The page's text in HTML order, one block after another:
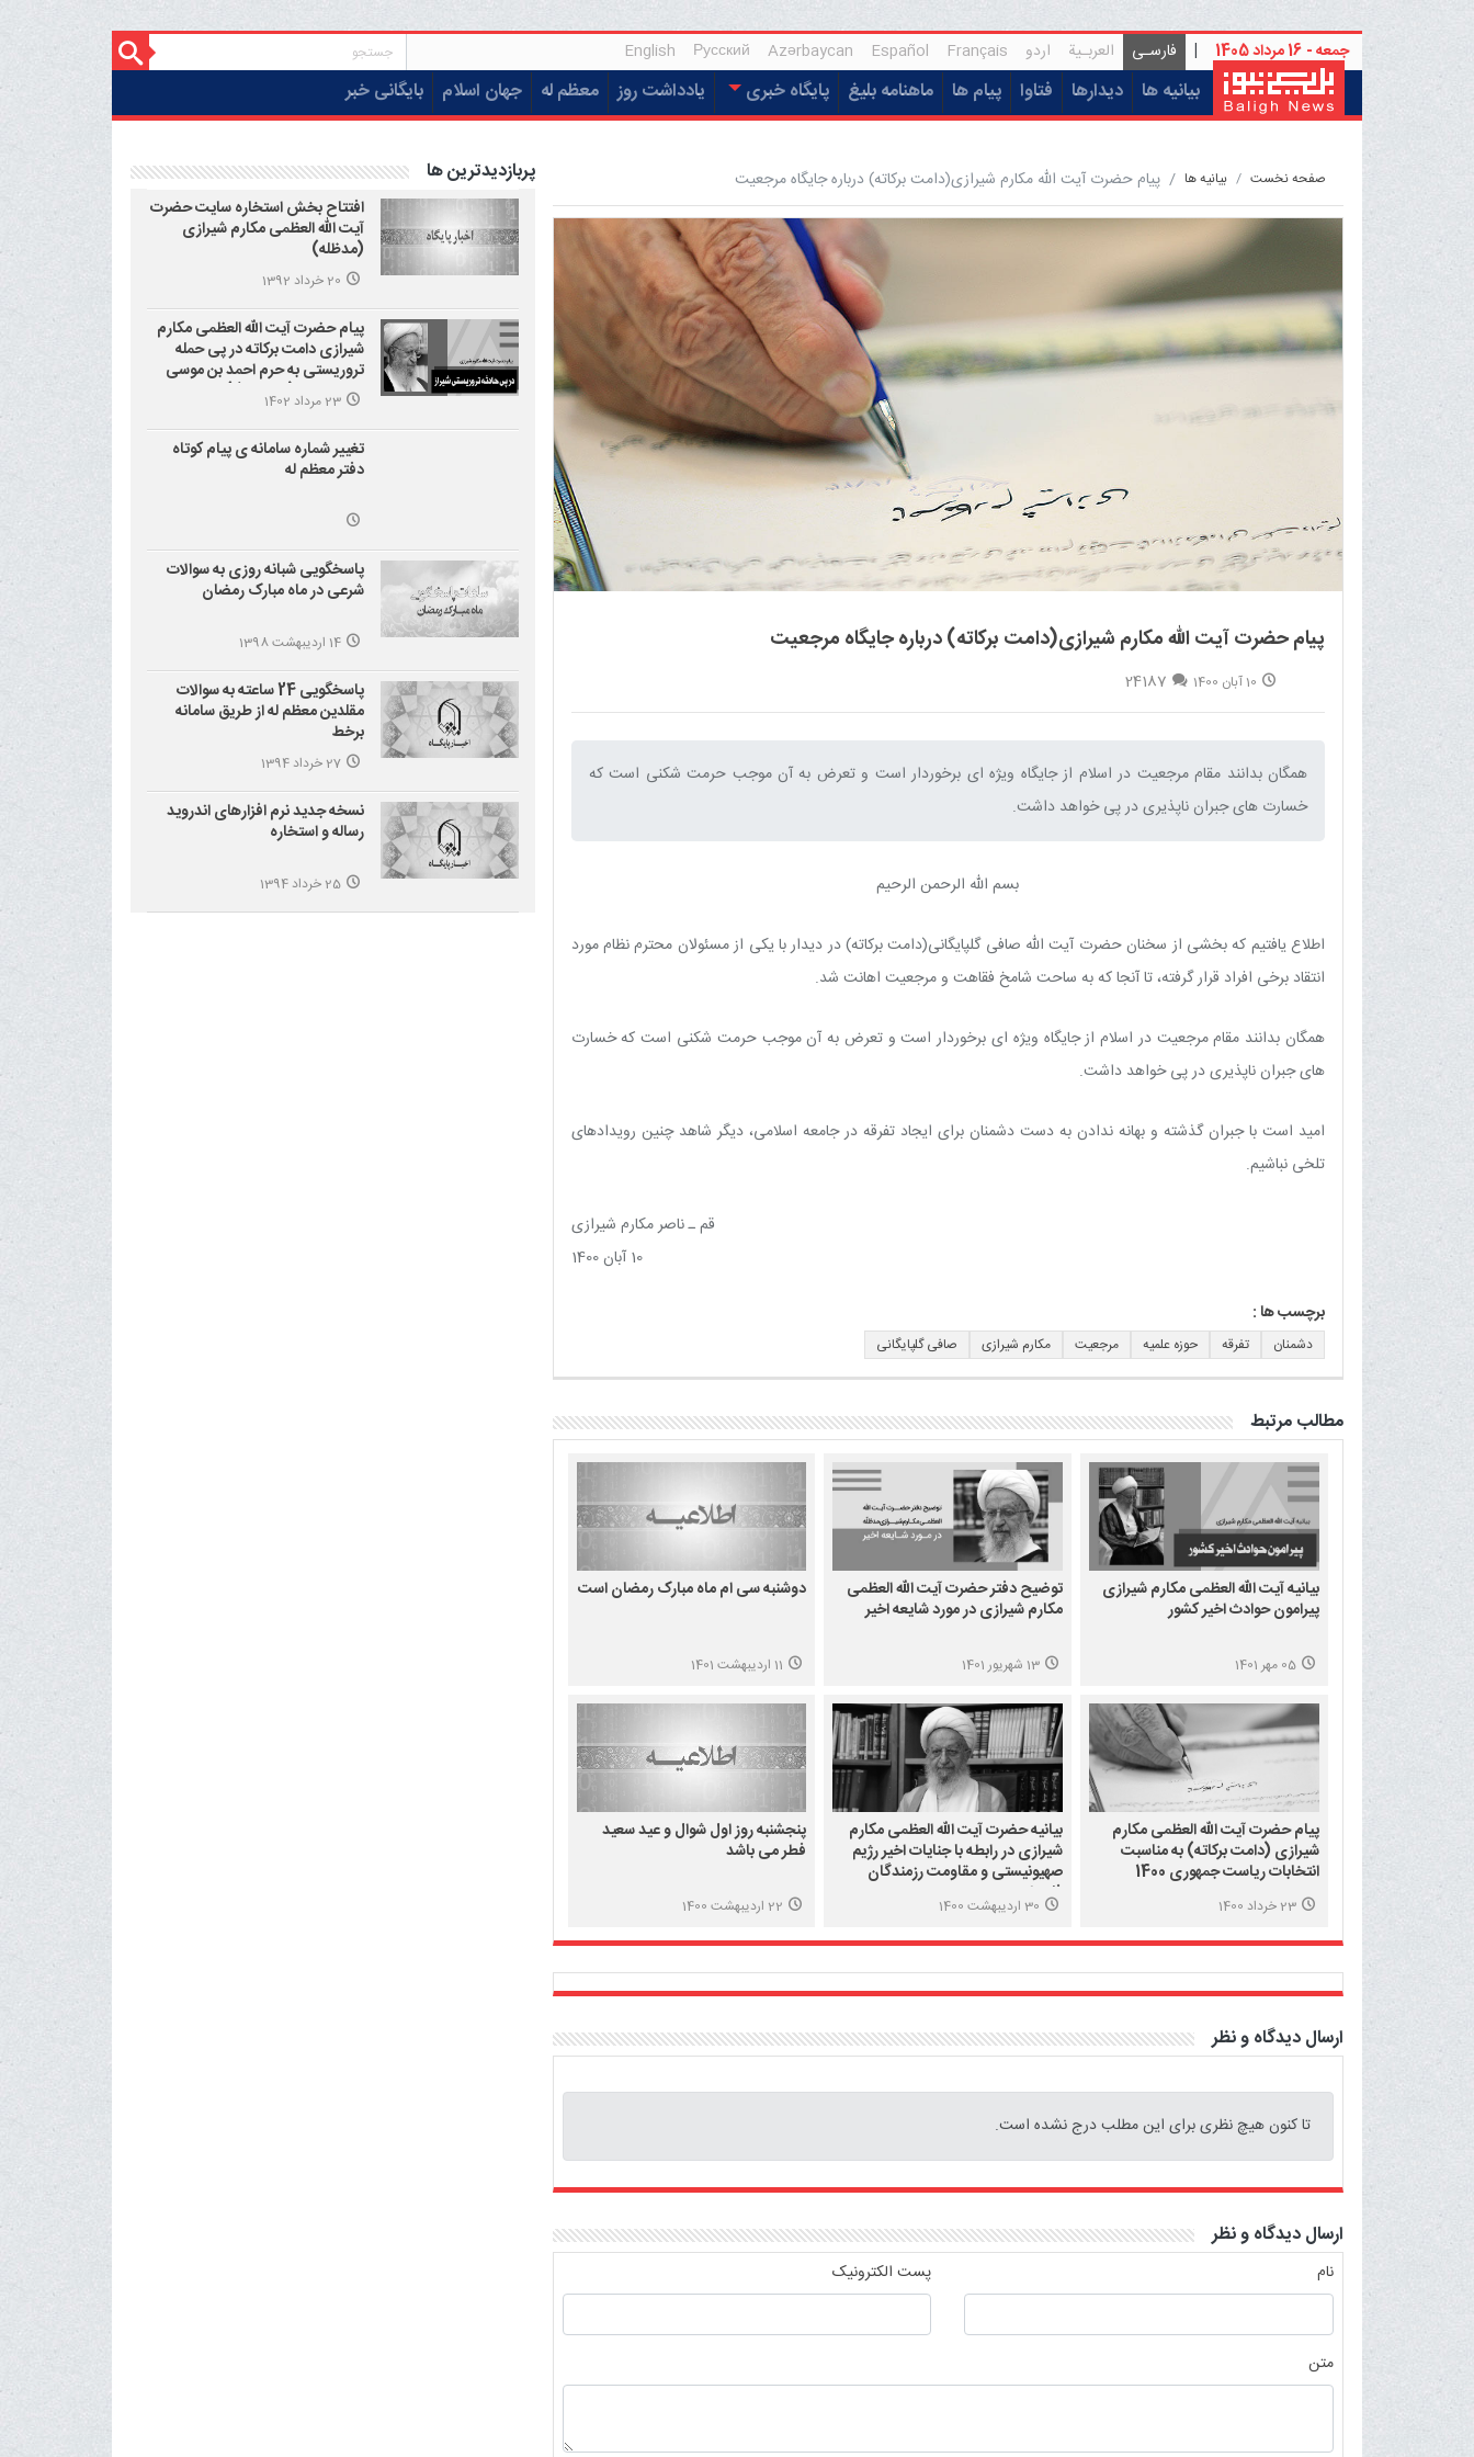
جمعه - 16 مرداد 1405 | فارسـی العربـیة اردو Français
Español
Azərbaycan
Русский
English
بیانیه ها دیدارها فتاوا پیام ها ماهنامه بلیغ پایگاه خبری یادداشت روز معظم له جهان اسلام بایگانی خبر
صفحه نخست بيانيه ها پیام حضرت آیت الله مکارم شیرازی(دامت برکاته) درباره جایگاه مرجعیت
پیام حضرت آیت الله مکارم شیرازی(دامت برکاته) درباره جایگاه مرجعیت
10 آبان 1400 24187
همگان بدانند مقام مرجعیت در اسلام از جایگاه ویژه ای برخوردار است و تعرض به آن موجب حرمت شکنی است که
خسارت های جبران ناپذیری در پی خواهد داشت.‌
بسم الله الرحمن الرحیم
اطلاع یافتیم که بخشی از سخنان حضرت آیت الله صافی گلپایگانی(دامت برکاته) در دیدار با یکی از مسئولان محترم نظام مورد
انتقاد برخی افراد قرار گرفته، تا آنجا که به ساحت شامخ فقاهت و مرجعیت اهانت شد.
همگان بدانند مقام مرجعیت در اسلام از جایگاه ویژه ای برخوردار است و تعرض به آن موجب حرمت شکنی است که خسارت
های جبران ناپذیری در پی خواهد داشت.
امید است با جبران گذشته و بهانه ندادن به دست دشمنان برای ایجاد تفرقه در جامعه اسلامی، دیگر شاهد چنین رویدادهای
تلخی نباشیم.
قم ـ ناصر مکارم شیرازی
10 آبان 1400
برچسب ها :
دشمنان تفرقه حوزه علمیه مرجعیت مکارم شیرازی صافی گلپایگانی
مطالب مرتبط
بیانیه آیت الله العظمی مکارم شیرازی
پیرامون حوادث اخیر کشور
05 مهر 1401
توضیح دفتر حضرت آیت الله العظمی
مکارم شیرازی در مورد شایعه اخیر
13 شهریور 1401
دوشنبه سی ام ماه مبارک رمضان است
11 اردیبهشت 1401
پیام حضرت آیت الله العظمی مکارم
شیرازی (دامت برکاته) به مناسبت
انتخابات ریاست جمهوری 1400
23 خرداد 1400
بیانیه حضرت آیت الله العظمی مکارم
شیرازی در رابطه با جنایات اخیر رژیم
صهیونیستی و مقاومت رزمندگان
فلسطینی
30 اردیبهشت 1400
پنجشنبه روز اول شوال و عید سعید
فطر می باشد
22 اردیبهشت 1400
ارسال دیدگاه و نظر
تا کنون هیچ نظری برای این مطلب درج نشده است.
ارسال دیدگاه و نظر
نام پست الکترونیک
متن
پربازدیدترین ها
افتتاح بخش استخاره سایت حضرت
آیت الله العظمی مکارم شیرازی
(مدظله)
20 خرداد 1392
پیام حضرت آیت الله العظمی مکارم
شیرازی دامت برکاته در پی حمله
تروریستی به حرم احمد بن موسی
علیه السلام (شاهچراغ)
23 مرداد 1402
تغییر شماره سامانه ی پیام کوتاه
دفتر معظم له
پاسخگویی شبانه روزی به سوالات
شرعی در ماه مبارک رمضان
14 اردیبهشت 1398
پاسخگویی 24 ساعته به سوالات
مقلدین معظم له از طریق سامانه
برخط
27 خرداد 1394
نسخه جدید نرم افزارهای اندروید
رساله و استخاره
25 خرداد 1394